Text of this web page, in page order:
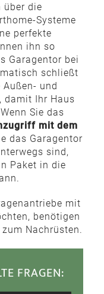
über die
Systeme
perfekte
ihn so
Garagentor bei
schließt
und
damit Ihr Haus
Sie das
mit dem
das Garagentor
sind,
Paket in die
mit
benötigen
Nachrüsten.
FRAGEN: